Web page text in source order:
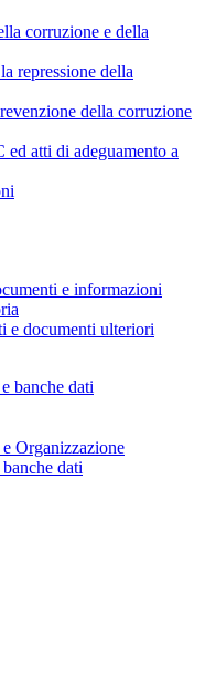
corruzione e della
repressione della
della corruzione
atti di adeguamento a
e informazioni
e documenti ulteriori
banche dati
Organizzazione
dati